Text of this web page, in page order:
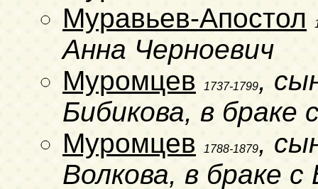
Муравьев-Апостол
Анна Черноевич
Муромцев
1737-1799,
Бибикова, в браке
Муромцев
1788-1879,
Волкова, в браке